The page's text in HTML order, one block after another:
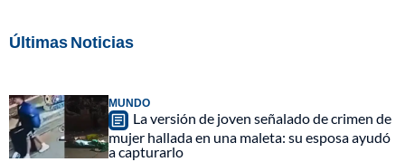
Últimas Noticias
MUNDO
La versión de joven señalado de crimen de
mujer hallada en una maleta: su esposa ayudó
a capturarlo